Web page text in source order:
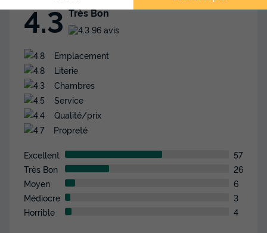
4.3 Très Bon
96 avis
Emplacement
Literie
Chambres
Service
Qualité/prix
Propreté
Excellent
57
Très Bon
26
Moyen
6
Médiocre
3
Horrible
4